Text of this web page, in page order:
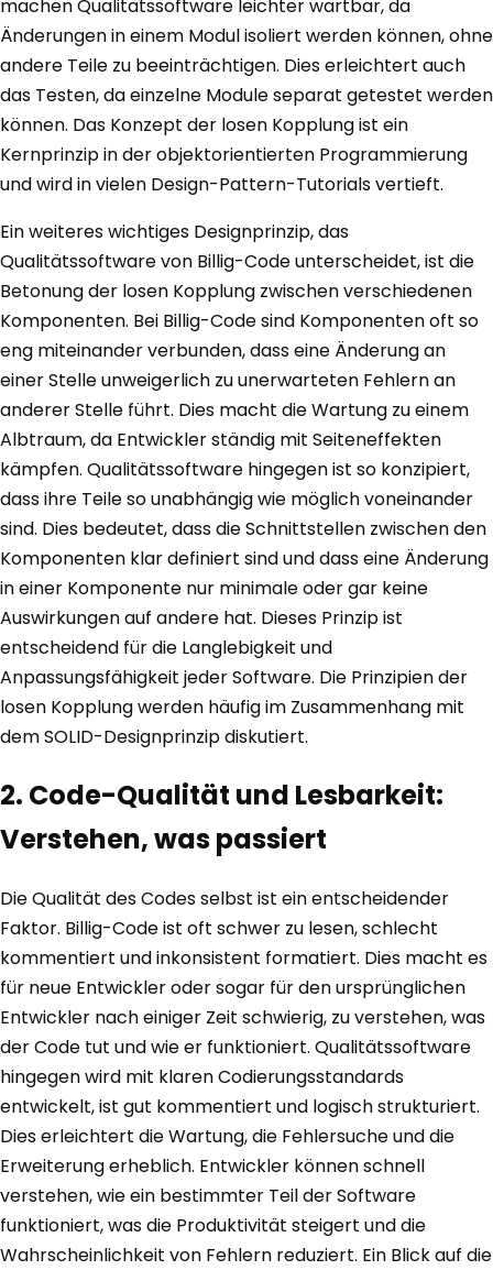
machen Qualitätssoftware leichter wartbar, da
Änderungen in einem Modul isoliert werden können, ohne
andere Teile zu beeinträchtigen. Dies erleichtert auch
das Testen, da einzelne Module separat getestet werden
können. Das Konzept der losen Kopplung ist ein
Kernprinzip in der objektorientierten Programmierung
und wird in vielen Design-Pattern-Tutorials vertieft.
Ein weiteres wichtiges Designprinzip, das
Qualitätssoftware von Billig-Code unterscheidet, ist die
Betonung der losen Kopplung zwischen verschiedenen
Komponenten. Bei Billig-Code sind Komponenten oft so
eng miteinander verbunden, dass eine Änderung an
einer Stelle unweigerlich zu unerwarteten Fehlern an
anderer Stelle führt. Dies macht die Wartung zu einem
Albtraum, da Entwickler ständig mit Seiteneffekten
kämpfen. Qualitätssoftware hingegen ist so konzipiert,
dass ihre Teile so unabhängig wie möglich voneinander
sind. Dies bedeutet, dass die Schnittstellen zwischen den
Komponenten klar definiert sind und dass eine Änderung
in einer Komponente nur minimale oder gar keine
Auswirkungen auf andere hat. Dieses Prinzip ist
entscheidend für die Langlebigkeit und
Anpassungsfähigkeit jeder Software. Die Prinzipien der
losen Kopplung werden häufig im Zusammenhang mit
dem SOLID-Designprinzip diskutiert.
2. Code-Qualität und Lesbarkeit:
Verstehen, was passiert
Die Qualität des Codes selbst ist ein entscheidender
Faktor. Billig-Code ist oft schwer zu lesen, schlecht
kommentiert und inkonsistent formatiert. Dies macht es
für neue Entwickler oder sogar für den ursprünglichen
Entwickler nach einiger Zeit schwierig, zu verstehen, was
der Code tut und wie er funktioniert. Qualitätssoftware
hingegen wird mit klaren Codierungsstandards
entwickelt, ist gut kommentiert und logisch strukturiert.
Dies erleichtert die Wartung, die Fehlersuche und die
Erweiterung erheblich. Entwickler können schnell
verstehen, wie ein bestimmter Teil der Software
funktioniert, was die Produktivität steigert und die
Wahrscheinlichkeit von Fehlern reduziert. Ein Blick auf die